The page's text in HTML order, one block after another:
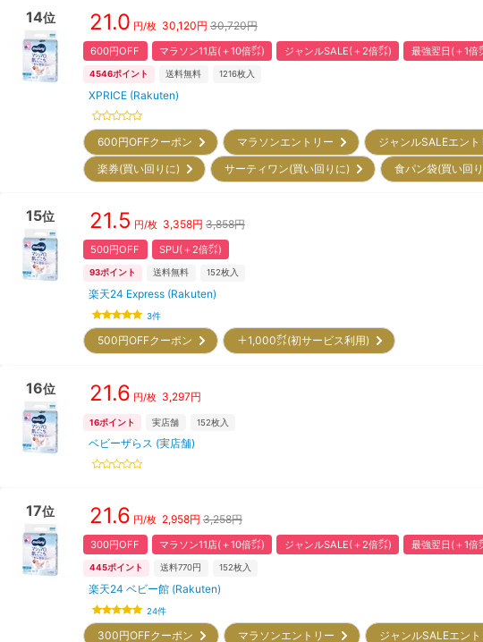
14位 21.0 円/枚 30,120円 30,720円
600円OFF マラソン11店(＋10倍㌽) ジャンルSALE(＋2倍㌽) 最強翌日(＋1倍
4546ポイント 送料無料 1216枚入
XPRICE (Rakuten)
600円OFFクーポン マラソンエントリー ジャンルSALEエン
楽券(買い回りに)
サーティワン(買い回りに) 食パン袋(買い回
15位 21.5 円/枚 3,358円 3,858円
500円OFF SPU(＋2倍㌽)
93ポイント 送料無料 152枚入
楽天24 Express (Rakuten)
3件
500円OFFクーポン ＋1,000㌽(初サービス利用)
16位 21.6 円/枚 3,297円
16ポイント 実店舗 152枚入
ベビーザらス (実店舗)
17位 21.6 円/枚 2,958円 3,258円
300円OFF マラソン11店(＋10倍㌽) ジャンルSALE(＋2倍㌽) 最強翌日(＋1倍
445ポイント 送料770円 152枚入
楽天24 ベビー館 (Rakuten)
24件
300円OFFクーポン マラソンエントリー ジャンルSALEエン